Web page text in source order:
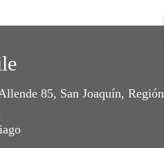
85, San Joaquín, Región